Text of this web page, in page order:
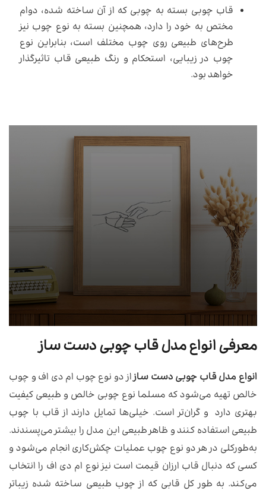
قاب چوبی بسته به چوبی که از آن ساخته شده، دوام
مختص به خود را دارد، همچنین بسته به نوع چوب نیز
طرح‌های طبیعی روی چوب مختلف است، بنابراین نوع
چوب در زیبایی، استحکام و رنگ طبیعی قاب تاثیرگذار
خواهد بود.
معرفی انواع مدل قاب چوبی دست ساز
انواع مدل قاب چوبی دست سازاز دو نوع چوب ام دی اف و چوب
خالص تهیه می‌شود که مسلما نوع چوبی خالص و طبیعی کیفیت
بهتری دارد و گران‌تر است. خیلی‌ها تمایل دارند از قاب با چوب
طبیعی استفاده کنند و ظاهر طبیعی این مدل را بیشتر می‌پسندند.
به‌طور‌کلی در هر دو نوع چوب عملیات چکش‌کاری انجام می‌شود و
کسی که دنبال قاب ارزان ‌قیمت است نیز نوع ‌ام دی اف را انتخاب
می‌کند. به طور کل قابی که از چوب طبیعی ساخته شده زیبا‌تر